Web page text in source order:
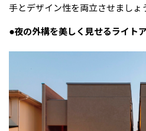
手とデザイン性を両立させましょ
●夜の外構を美しく見せるライト